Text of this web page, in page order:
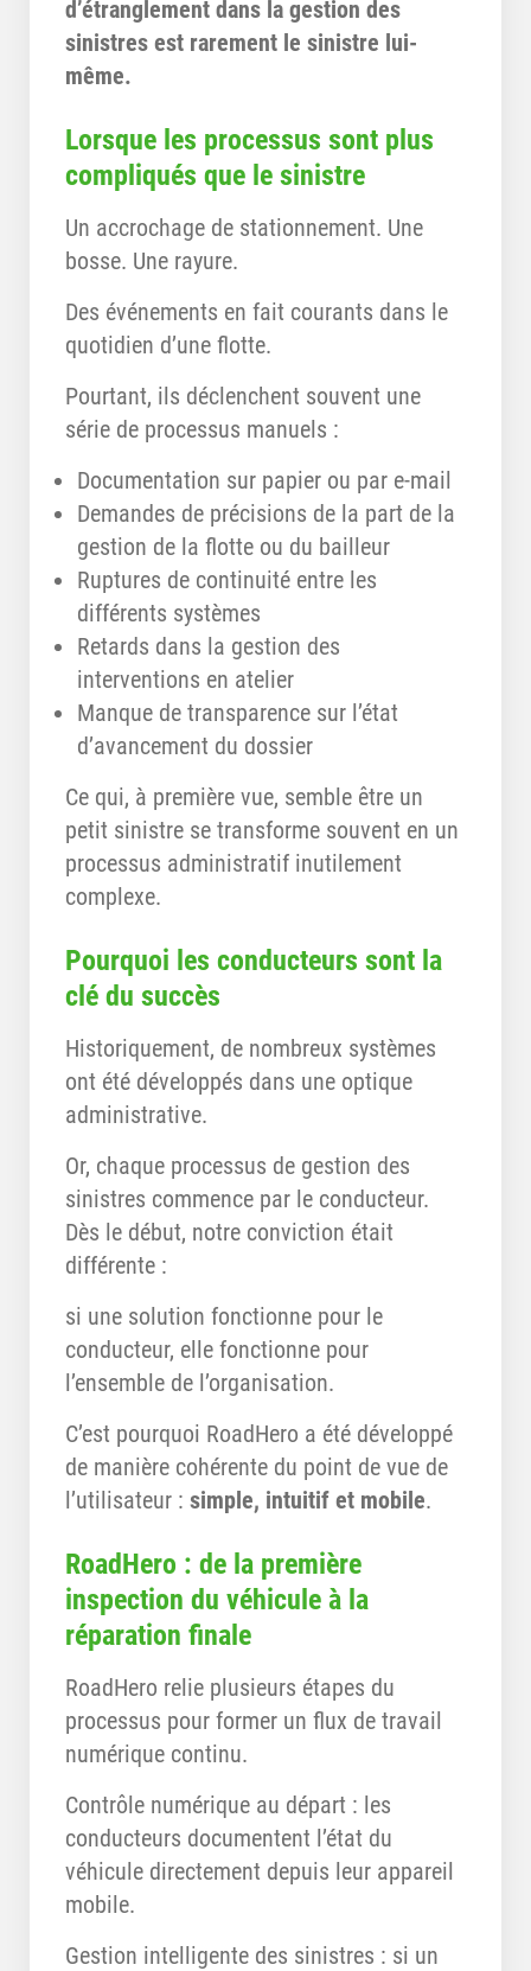
d’étranglement dans la gestion des
sinistres est rarement le sinistre lui-
même.
Lorsque les processus sont plus
compliqués que le sinistre
Un accrochage de stationnement. Une
bosse. Une rayure.
Des événements en fait courants dans le
quotidien d’une flotte.
Pourtant, ils déclenchent souvent une
série de processus manuels :
Documentation sur papier ou par e-mail
Demandes de précisions de la part de la
gestion de la flotte ou du bailleur
Ruptures de continuité entre les
différents systèmes
Retards dans la gestion des
interventions en atelier
Manque de transparence sur l’état
d’avancement du dossier
Ce qui, à première vue, semble être un
petit sinistre se transforme souvent en un
processus administratif inutilement
complexe.
Pourquoi les conducteurs sont la
clé du succès
Historiquement, de nombreux systèmes
ont été développés dans une optique
administrative.
Or, chaque processus de gestion des
sinistres commence par le conducteur.
Dès le début, notre conviction était
différente :
si une solution fonctionne pour le
conducteur, elle fonctionne pour
l’ensemble de l’organisation.
C’est pourquoi RoadHero a été développé
de manière cohérente du point de vue de
l’utilisateur : simple, intuitif et mobile.
RoadHero : de la première
inspection du véhicule à la
réparation finale
RoadHero relie plusieurs étapes du
processus pour former un flux de travail
numérique continu.
Contrôle numérique au départ : les
conducteurs documentent l’état du
véhicule directement depuis leur appareil
mobile.
Gestion intelligente des sinistres : si un